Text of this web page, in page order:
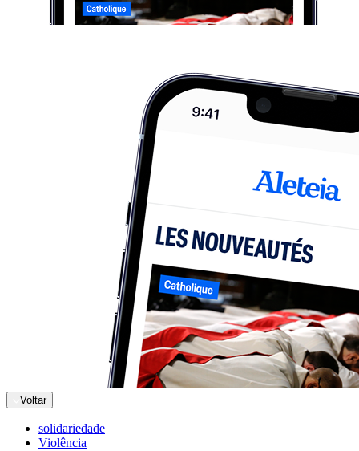
Voltar
solidariedade
Violência